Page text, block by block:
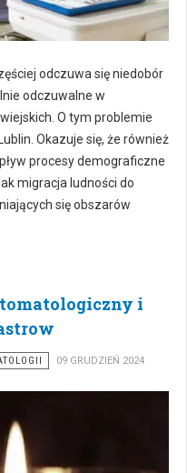
odczuwa się niedobór
odczuwalne w
O tym problemie
Okazuje się, że również
procesy demograficzne
migracja ludności do
się obszarów
i
09 GRUDZIEŃ 2024